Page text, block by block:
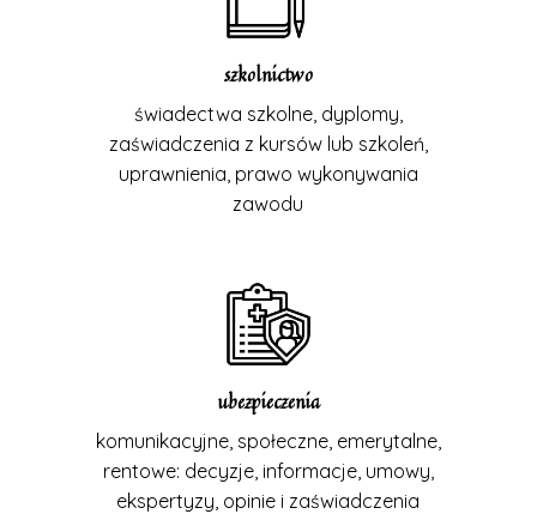
szkolnictwo
świadectwa szkolne, dyplomy,
zaświadczenia z kursów lub szkoleń,
uprawnienia, prawo wykonywania
zawodu
ubezpieczenia
komunikacyjne, społeczne, emerytalne,
rentowe: decyzje, informacje, umowy,
ekspertyzy, opinie i zaświadczenia